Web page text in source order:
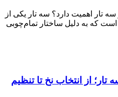
تار اهمیت دارد؟ سه تار یکی از
که به دلیل ساختار تمام‌چوبی
از انتخاب نخ تا تنظیم